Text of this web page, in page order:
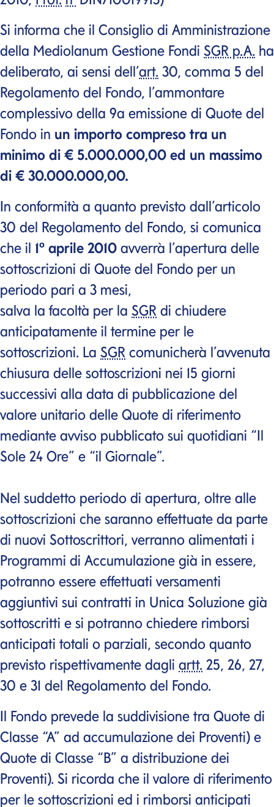
Si informa che il Consiglio di Amministrazione
della Mediolanum Gestione Fondi SGR p.A. ha
deliberato, ai sensi dell’art. 30, comma 5 del
Regolamento del Fondo, l’ammontare
complessivo della 9a emissione di Quote del
Fondo in un importo compreso tra un
minimo di € 5.000.000,00 ed un massimo
di € 30.000.000,00.
In conformità a quanto previsto dall’articolo
30 del Regolamento del Fondo, si comunica
che il 1º aprile 2010 avverrà l’apertura delle
sottoscrizioni di Quote del Fondo per un
periodo pari a 3 mesi,
salva la facoltà per la SGR di chiudere
anticipatamente il termine per le
sottoscrizioni. La SGR comunicherà l’avvenuta
chiusura delle sottoscrizioni nei 15 giorni
successivi alla data di pubblicazione del
valore unitario delle Quote di riferimento
mediante avviso pubblicato sui quotidiani “Il
Sole 24 Ore” e “il Giornale”.
Nel suddetto periodo di apertura, oltre alle
sottoscrizioni che saranno effettuate da parte
di nuovi Sottoscrittori, verranno alimentati i
Programmi di Accumulazione già in essere,
potranno essere effettuati versamenti
aggiuntivi sui contratti in Unica Soluzione già
sottoscritti e si potranno chiedere rimborsi
anticipati totali o parziali, secondo quanto
previsto rispettivamente dagli artt. 25, 26, 27,
30 e 31 del Regolamento del Fondo.
Il Fondo prevede la suddivisione tra Quote di
Classe “A” ad accumulazione dei Proventi) e
Quote di Classe “B” a distribuzione dei
Proventi). Si ricorda che il valore di riferimento
per le sottoscrizioni ed i rimborsi anticipati